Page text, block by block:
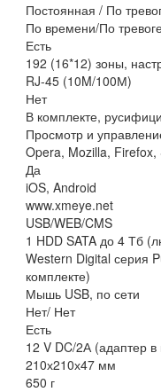
Постоянная / По
По времени/По
Есть
192 (16*12) зоны,
RJ-45 (10M/100М)
Нет
В комплекте,
Просмотр и
Opera, Mozilla,
Да
iOS, Android
www.xmeye.net
USB/WEB/CMS
1 HDD SATA до 4 Тб
Western Digital серия
комплекте)
Мышь USB, по сети
Нет/ Нет
Есть
12 V DC/2А (адаптер в
210х210х47 мм
650 г